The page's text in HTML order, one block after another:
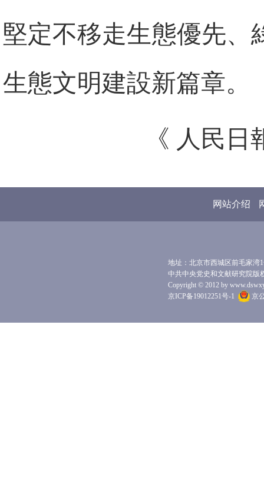
堅定不移走生態優先、
生態文明建設新篇章。
《 人民
网站介绍
地址：北京市西城区前毛家湾
中共中央党史和文献研究院版
Copyright © 2012 by
京ICP备19012251号-1
京